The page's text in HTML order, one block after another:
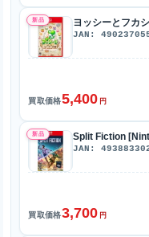
新品 ヨッシーとフカ
JAN:
買取価格5,400 円
新品 Split Fiction
JAN:
買取価格3,700 円